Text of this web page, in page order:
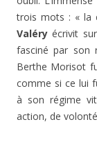
trois mots : « la
Valéry écrivit
fasciné par son
Berthe Morisot
comme si ce lui
à son régime
action, de